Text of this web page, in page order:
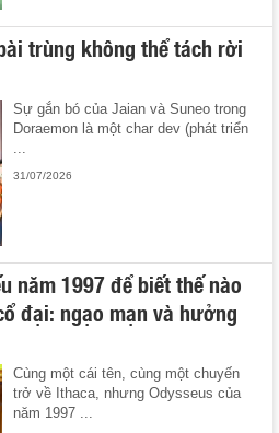
trùng không thể tách rời
Sự gắn bó của Jaian và Suneo trong
Doraemon là một char dev (phát triển
31/07/2026
năm 1997 để biết thế nào
đại: ngạo mạn và hưởng
Cùng một cái tên, cùng một chuyến
trở về Ithaca, nhưng Odysseus của
năm 1997 ...